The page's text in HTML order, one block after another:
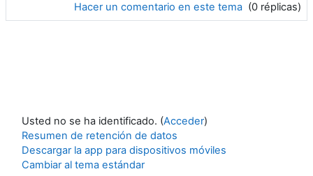
Hacer un comentario en este tema (0 réplicas)
Usted no se ha identificado. (Acceder)
Resumen de retención de datos
Descargar la app para dispositivos móviles
Cambiar al tema estándar